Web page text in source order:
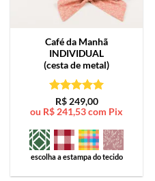
Café da Manhã
INDIVIDUAL
(cesta de metal)
Avaliação5
de 5
R$249,00
ou R$ 241,53com Pix
escolha a estampa do tecido